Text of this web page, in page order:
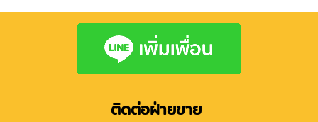
ติดต่อฝ่ายขาย